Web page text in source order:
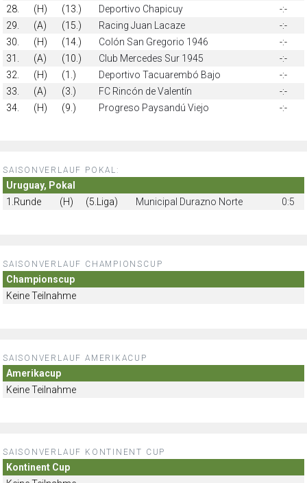
28.
(H) (13.) Deportivo Chapicuy
-:-
29.
(A) (15.) Racing Juan Lacaze
-:-
30.
(H) (14.) Colón San Gregorio 1946
-:-
31.
(A) (10.) Club Mercedes Sur 1945
-:-
32.
(H) (1.) Deportivo Tacuarembó Bajo
-:-
33.
(A) (3.) FC Rincón de Valentín
-:-
34.
(H) (9.) Progreso Paysandú Viejo -:-
SAISONVERLAUF POKAL:
Uruguay, Pokal
1.Runde
(H) (5.Liga) Municipal Durazno Norte 0:5
SAISONVERLAUF CHAMPIONSCUP
Championscup
Keine Teilnahme
SAISONVERLAUF AMERIKACUP
Amerikacup
Keine Teilnahme
SAISONVERLAUF KONTINENT CUP
Kontinent Cup